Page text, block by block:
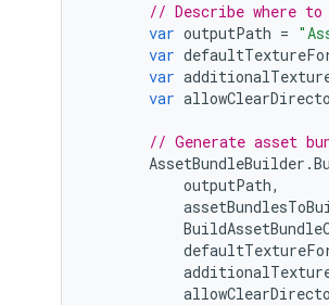
// Describe where
var outputPath =
var
var
var
// Generate asset
AssetBundleBuilder .
outputPath,